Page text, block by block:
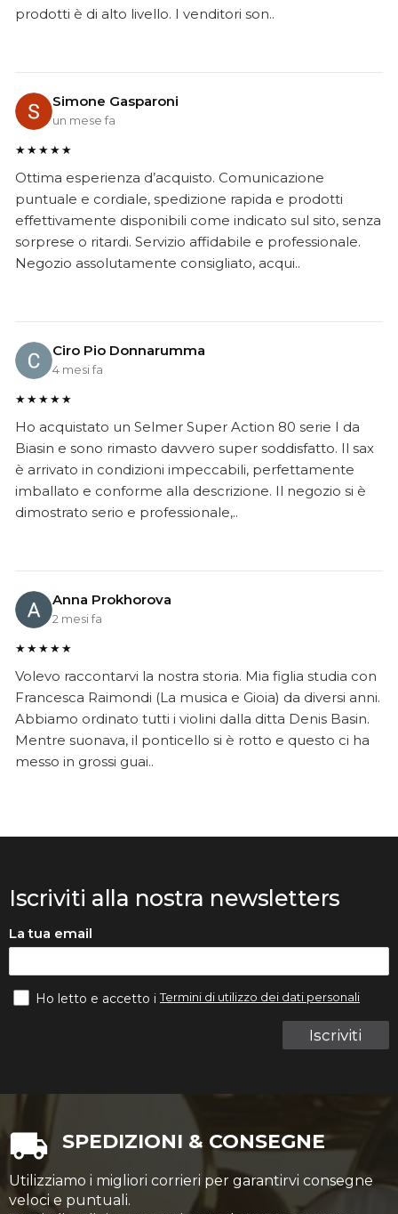
prodotti è di alto livello. I venditori son..
Simone Gasparoni
un mese fa
★★★★★
Ottima esperienza d’acquisto. Comunicazione
puntuale e cordiale, spedizione rapida e prodotti
effettivamente disponibili come indicato sul sito, senza
sorprese o ritardi. Servizio affidabile e professionale.
Negozio assolutamente consigliato, acqui..
Ciro Pio Donnarumma
4 mesi fa
★★★★★
Ho acquistato un Selmer Super Action 80 serie I da
Biasin e sono rimasto davvero super soddisfatto. Il sax
è arrivato in condizioni impeccabili, perfettamente
imballato e conforme alla descrizione. Il negozio si è
dimostrato serio e professionale,..
Anna Prokhorova
2 mesi fa
★★★★★
Volevo raccontarvi la nostra storia. Mia figlia studia con
Francesca Raimondi (La musica e Gioia) da diversi anni.
Abbiamo ordinato tutti i violini dalla ditta Denis Basin.
Mentre suonava, il ponticello si è rotto e questo ci ha
messo in grossi guai..
Iscriviti alla nostra newsletters
La tua email
Iscriviti
Ho letto e accetto iTermini di utilizzo dei dati personali
SPEDIZIONI & CONSEGNE
Utilizziamo i migliori corrieri per garantirvi consegne
veloci e puntuali.